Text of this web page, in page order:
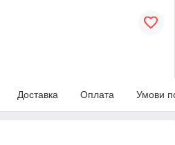
Доставка Оплата Умови